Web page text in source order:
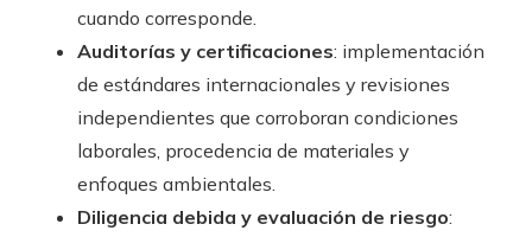
cuando corresponde.
Auditorías y certificaciones: implementación
de estándares internacionales y revisiones
independientes que corroboran condiciones
laborales, procedencia de materiales y
enfoques ambientales.
Diligencia debida y evaluación de riesgo: